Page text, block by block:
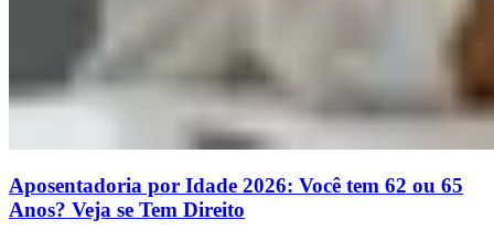
Aposentadoria por Idade 2026: Você tem 62 ou 65
Anos? Veja se Tem Direito